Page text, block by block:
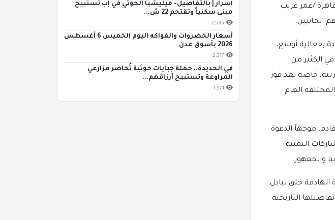
/عمر غريب
الجانبين.
بفعالية أوسع،
في الكثير من
خاصه بعد فوز
العام
موجهآ الدعوة
اليمنية
والجمهور.
الهادفة خلق تبادل
التاريخية
اسرار | بالتفاصيل- ميليشيا الحوثي في إب تستبيح
مبنى سكنياً وتقتحم 22 ش...
2,535
أسعار الخضروات والفواكه اليوم الخميس 6 أغسطس
2026 بأسوق عدن
2,317
في الحديدة.. حملة جبايات حوثية تُحاصر مزارعي
المراوعة وتستبيح أرزاقهم...
1,571